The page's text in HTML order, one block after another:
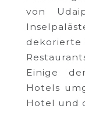
von
dekorierte
Einige
Hotels
Hotel und